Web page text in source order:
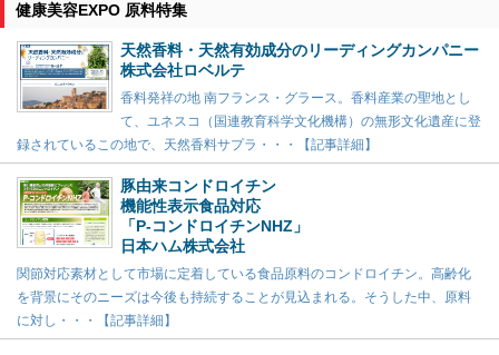
健康美容EXPO 原料特集
天然香料・天然有効成分のリーディングカンパニー
株式会社ロベルテ
香料発祥の地 南フランス・グラース。香料産業の聖地とし
て、ユネスコ（国連教育科学文化機構）の無形文化遺産に登
録されているこの地で、天然香料サプラ・・・【記事詳細】
豚由来コンドロイチン
機能性表示食品対応
「P-コンドロイチンNHZ」
日本ハム株式会社
関節対応素材として市場に定着している食品原料のコンドロイチン。高齢化
を背景にそのニーズは今後も持続することが見込まれる。そうした中、原料
に対し・・・【記事詳細】